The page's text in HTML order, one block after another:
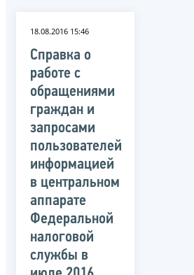
18.08.2016 15:46
Справка о
работе с
обращениями
граждан и
запросами
пользователей
информацией
в центральном
аппарате
Федеральной
налоговой
службы в